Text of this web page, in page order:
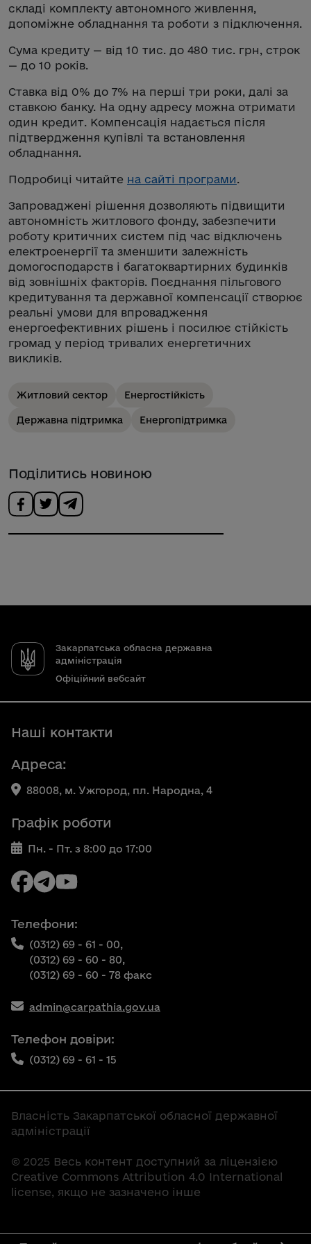
складі комплекту автономного живлення,
допоміжне обладнання та роботи з підключення.
Сума кредиту — від 10 тис. до 480 тис. грн, строк
— до 10 років.
Ставка від 0% до 7% на перші три роки, далі за
ставкою банку. На одну адресу можна отримати
один кредит. Компенсація надається після
підтвердження купівлі та встановлення
обладнання.
Подробиці читайте на сайті програми.
Запроваджені рішення дозволяють підвищити
автономність житлового фонду, забезпечити
роботу критичних систем під час відключень
електроенергії та зменшити залежність
домогосподарств і багатоквартирних будинків
від зовнішніх факторів. Поєднання пільгового
кредитування та державної компенсації створює
реальні умови для впровадження
енергоефективних рішень і посилює стійкість
громад у період тривалих енергетичних
викликів.
Житловий сектор Енергостійкість
Державна підтримка Енергопідтримка
Поділитись новиною
Закарпатська обласна державна
адміністрація
Офіційний вебсайт
Наші контакти
Адреса:
88008, м. Ужгород, пл. Народна, 4
Графік роботи
Пн. - Пт. з 8:00 до 17:00
Телефони:
(0312) 69 - 61 - 00,
(0312) 69 - 60 - 80,
(0312) 69 - 60 - 78 факс
admin@carpathia.gov.ua
Телефон довіри:
(0312) 69 - 61 - 15
Власність Закарпатської обласної державної
адміністрації
© 2025 Весь контент доступний за ліцензією
Creative Commons Attribution 4.0 International
license, якщо не зазначено інше